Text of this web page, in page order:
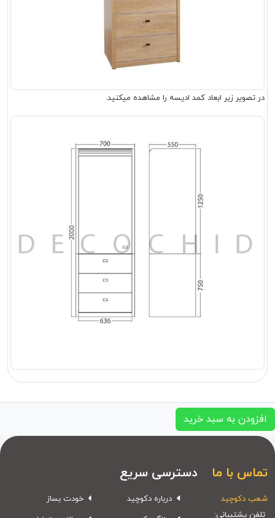
در تصویر زیر ابعاد کمد ادیسه را مشاهده میکنید.
افزودن به سبد خرید
تماس با ما
شعب دکوچید
تلفن پشتیبانی:
دسترسی سریع
درباره دکوچید
خودت بساز